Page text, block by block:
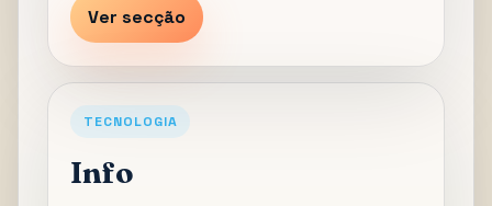
Ver secção
TECNOLOGIA
Info